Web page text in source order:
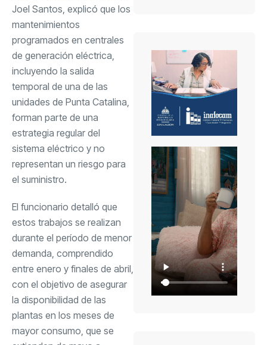
Joel Santos, explicó que los
mantenimientos
programados en centrales
de generación eléctrica,
incluyendo la salida
temporal de una de las
unidades de Punta Catalina,
forman parte de una
estrategia regular del
sistema eléctrico y no
representan un riesgo para
el suministro.
El funcionario detalló que
estos trabajos se realizan
durante el período de menor
demanda, comprendido
entre enero y finales de abril,
con el objetivo de asegurar
la disponibilidad de las
plantas en los meses de
mayor consumo, que se